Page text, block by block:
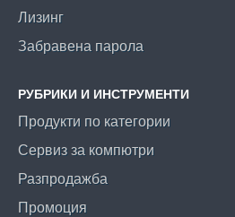
Лизинг
Забравена парола
РУБРИКИ И ИНСТРУМЕНТИ
Продукти по категории
Сервиз за компютри
Разпродажба
Промоция